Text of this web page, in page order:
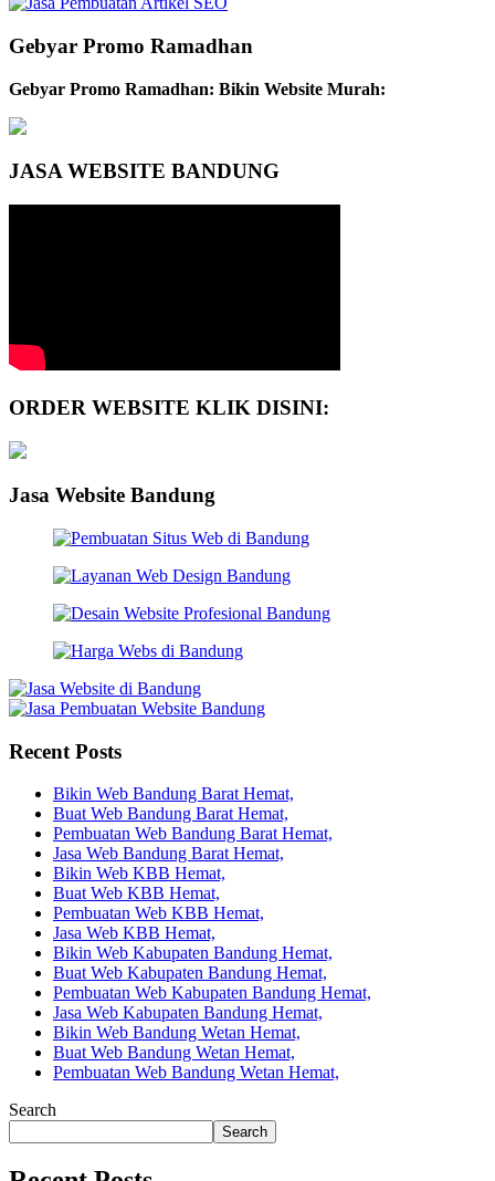
Gebyar Promo Ramadhan
Gebyar Promo Ramadhan: Bikin Website Murah:
JASA WEBSITE BANDUNG
ORDER WEBSITE KLIK DISINI:
Jasa Website Bandung
Recent Posts
Bikin Web Bandung Barat Hemat,
Buat Web Bandung Barat Hemat,
Pembuatan Web Bandung Barat Hemat,
Jasa Web Bandung Barat Hemat,
Bikin Web KBB Hemat,
Buat Web KBB Hemat,
Pembuatan Web KBB Hemat,
Jasa Web KBB Hemat,
Bikin Web Kabupaten Bandung Hemat,
Buat Web Kabupaten Bandung Hemat,
Pembuatan Web Kabupaten Bandung Hemat,
Jasa Web Kabupaten Bandung Hemat,
Bikin Web Bandung Wetan Hemat,
Buat Web Bandung Wetan Hemat,
Pembuatan Web Bandung Wetan Hemat,
Search
Search